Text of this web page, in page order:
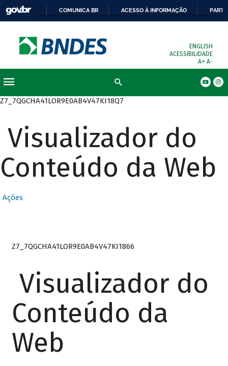
COMUNICA BR ACESSO À INFORMAÇÃO
ENGLISH
ACESSIBILIDADE
A+ A-
Z7_7QGCHA41LOR9E0AB4V47KI18Q7
Visualizador do
Conteúdo da Web
Ações
Z7_7QGCHA41LOR9E0AB4V47KI1866
Visualizador do
Conteúdo da
Web